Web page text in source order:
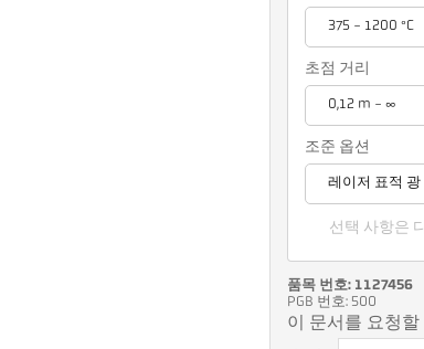
375 - 1200 °C
초점 거리
0,12 m - ∞
조준 옵션
레이저 표적 광
선택 사항은
품목 번호: 1127456
PGB 번호: 500
이 문서를 요청할